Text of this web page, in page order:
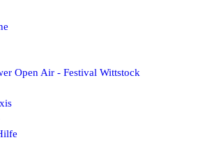
Open Air - Festival Wittstock